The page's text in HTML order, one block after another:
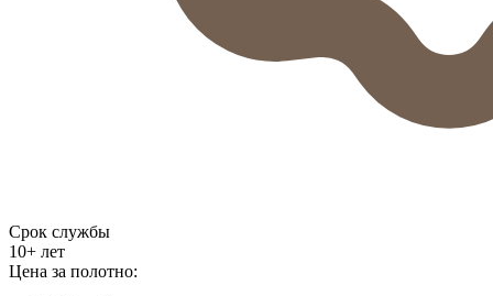
Срок службы
10+ лет
Цена за полотно: